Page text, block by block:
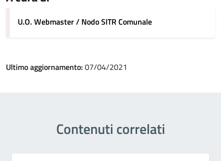
U.O. Webmaster / Nodo SITR Comunale
Ultimo aggiornamento: 07/04/2021
Contenuti correlati